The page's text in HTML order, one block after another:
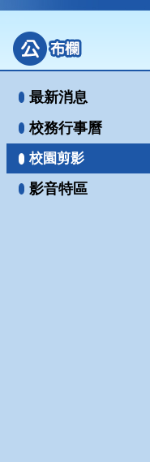
最新消息
校務行事曆
校園剪影
影音特區